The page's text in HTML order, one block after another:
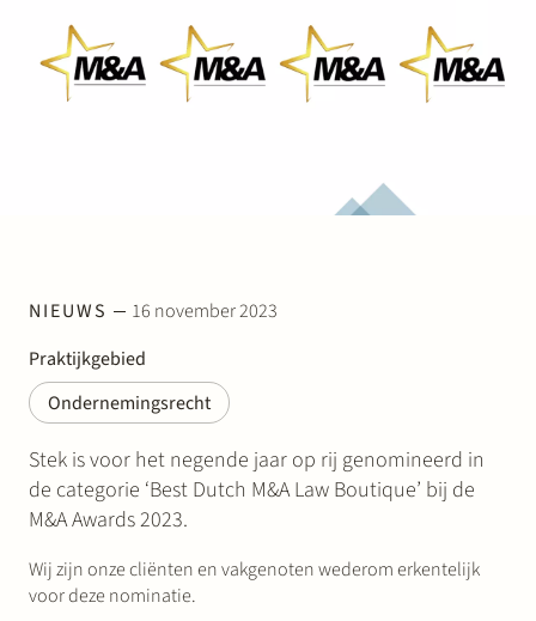
NIEUWS
16 november 2023
Praktijkgebied
Ondernemingsrecht
Stek is voor het negende jaar op rij genomineerd in
de categorie ‘Best Dutch M&A Law Boutique’ bij de
M&A Awards 2023.
Wij zijn onze cliënten en vakgenoten wederom erkentelijk
voor deze nominatie.